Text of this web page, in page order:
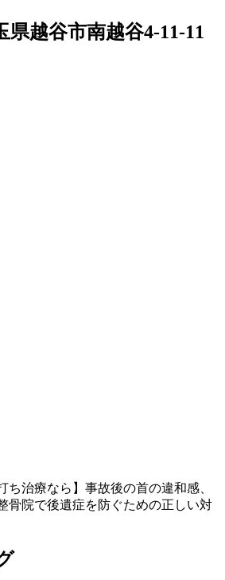
県越谷市南越谷4-11-11
ち治療なら】事故後の首の違和感、
骨院で後遺症を防ぐための正しい対